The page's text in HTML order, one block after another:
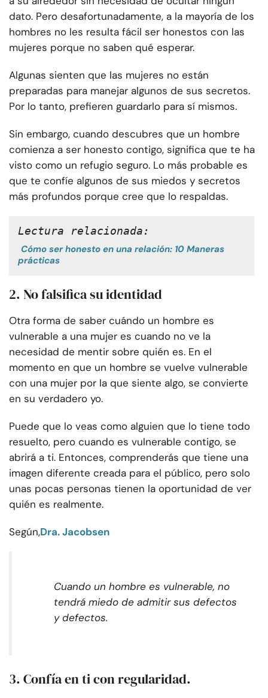
dato. Pero desafortunadamente, a la mayoría de los
hombres no les resulta fácil ser honestos con las
mujeres porque no saben qué esperar.
Algunas sienten que las mujeres no están
preparadas para manejar algunos de sus secretos.
Por lo tanto, prefieren guardarlo para sí mismos.
Sin embargo, cuando descubres que un hombre
comienza a ser honesto contigo, significa que te ha
visto como un refugio seguro. Lo más probable es
que te confíe algunos de sus miedos y secretos
más profundos porque cree que lo respaldas.
Lectura relacionada:
Cómo ser honesto en una relación: 10 Maneras
prácticas
2. No falsifica su identidad
Otra forma de saber cuándo un hombre es
vulnerable a una mujer es cuando no ve la
necesidad de mentir sobre quién es. En el
momento en que un hombre se vuelve vulnerable
con una mujer por la que siente algo, se convierte
en su verdadero yo.
Puede que lo veas como alguien que lo tiene todo
resuelto, pero cuando es vulnerable contigo, se
abrirá a ti. Entonces, comprenderás que tiene una
imagen diferente creada para el público, pero solo
unas pocas personas tienen la oportunidad de ver
quién es realmente.
Según,Dra. Jacobsen
Cuando un hombre es vulnerable, no
tendrá miedo de admitir sus defectos
y defectos.
3. Confía en ti con regularidad.